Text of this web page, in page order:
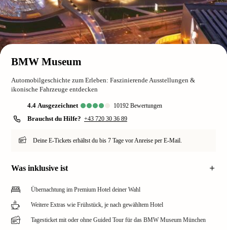
BMW Museum
Automobilgeschichte zum Erleben: Faszinierende Ausstellungen &
ikonische Fahrzeuge entdecken
4.4 ausgezeichnet 10192 Bewertungen
Brauchst du Hilfe? +43 720 30 36 89
Deine E-Tickets erhältst du bis 7 Tage vor Anreise per E-Mail.
Was inklusive ist
Übernachtung im Premium Hotel deiner Wahl
Weitere Extras wie Frühstück, je nach gewähltem Hotel
Tagesticket mit oder ohne Guided Tour für das BMW Museum München